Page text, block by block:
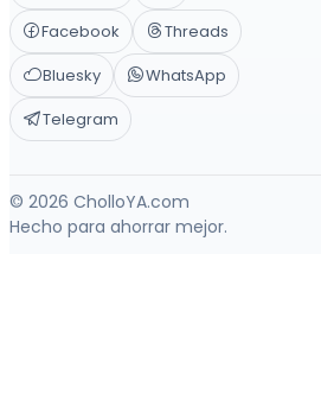
Facebook
Threads
Bluesky
WhatsApp
Telegram
© 2026 CholloYA.com
Hecho para ahorrar mejor.